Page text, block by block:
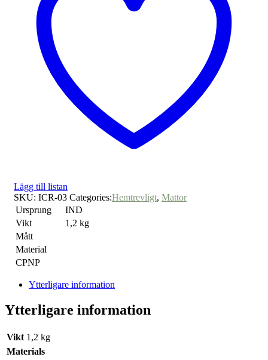
Lägg till listan
SKU: ICR-03 Categories:Hemtrevligt, Mattor
Ursprung
IND
Vikt
1,2 kg
Mått
Material
CPNP
Ytterligare information
Ytterligare information
Vikt 1,2 kg
Materials